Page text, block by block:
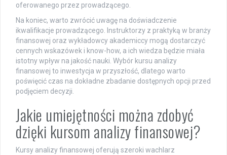
oferowanego przez prowadzącego.
Na koniec, warto zwrócić uwagę na doświadczenie
ikwalifikacje prowadzącego. Instruktorzy z praktyką w branży
finansowej oraz wykładowcy akademiccy mogą dostarczyć
cennych wskazówek i know-how, a ich wiedza będzie miała
istotny wpływ na jakość nauki. Wybór kursu analizy
finansowej to inwestycja w przyszłość, dlatego warto
poświęcić czas na dokładne zbadanie dostępnych opcji przed
podjęciem decyzji.
Jakie umiejętności można zdobyć
dzięki kursom analizy finansowej?
Kursy analizy finansowej oferują szeroki wachlarz